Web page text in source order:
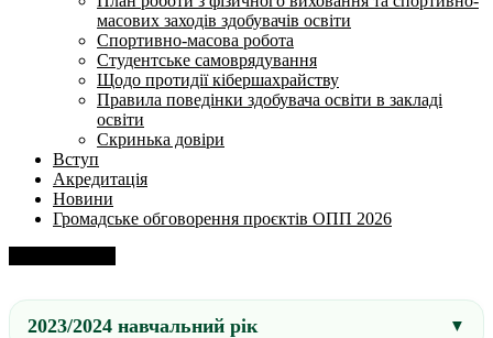
масових заходів здобувачів освіти
Спортивно-масова робота
Студентське самоврядування
Щодо протидії кібершахрайству
Правила поведінки здобувача освіти в закладі
освіти
Скринька довіри
Вступ
Акредитація
Новини
Громадське обговорення проєктів ОПП 2026
2023/2024 навчальний рік